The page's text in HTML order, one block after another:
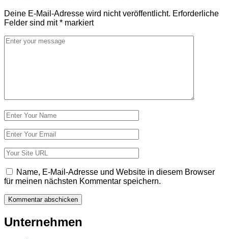
Deine E-Mail-Adresse wird nicht veröffentlicht. Erforderliche
Felder sind mit* markiert
Kommentar
Name
*
E-
Mail-
Adresse
*
Website
Name, E-Mail-Adresse und Website in diesem Browser
für meinen nächsten Kommentar speichern.
Unternehmen